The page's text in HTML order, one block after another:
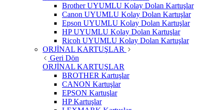
Brother UYUMLU Kolay Dolan Kartuşlar
Canon UYUMLU Kolay Dolan Kartuşlar
Epson UYUMLU Kolay Dolan Kartuşlar
HP UYUMLU Kolay Dolan Kartuşlar
Ricoh UYUMLU Kolay Dolan Kartuşlar
ORJİNAL KARTUŞLAR
Geri Dön
ORJİNAL KARTUŞLAR
BROTHER Kartuşlar
CANON Kartuşlar
EPSON Kartuşlar
HP Kartuşlar